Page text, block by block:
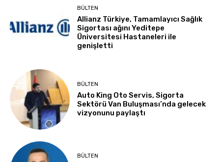
BÜLTEN
Allianz Türkiye, Tamamlayıcı Sağlık
Sigortası ağını Yeditepe
Üniversitesi Hastaneleri ile
genişletti
BÜLTEN
Auto King Oto Servis, Sigorta
Sektörü Van Buluşması’nda gelecek
vizyonunu paylaştı
BÜLTEN